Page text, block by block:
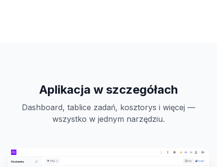
Aplikacja w szczegółach
Dashboard, tablice zadań, kosztorys i więcej —
wszystko w jednym narzędziu.